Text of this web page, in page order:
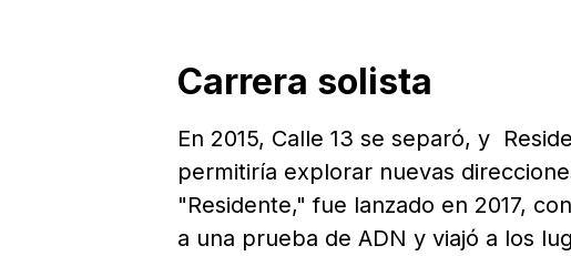
Carrera solista
En 2015, Calle 13 se separó, y
permitiría explorar nuevas
"Residente," fue lanzado en 2017,
a una prueba de ADN y viajó a los